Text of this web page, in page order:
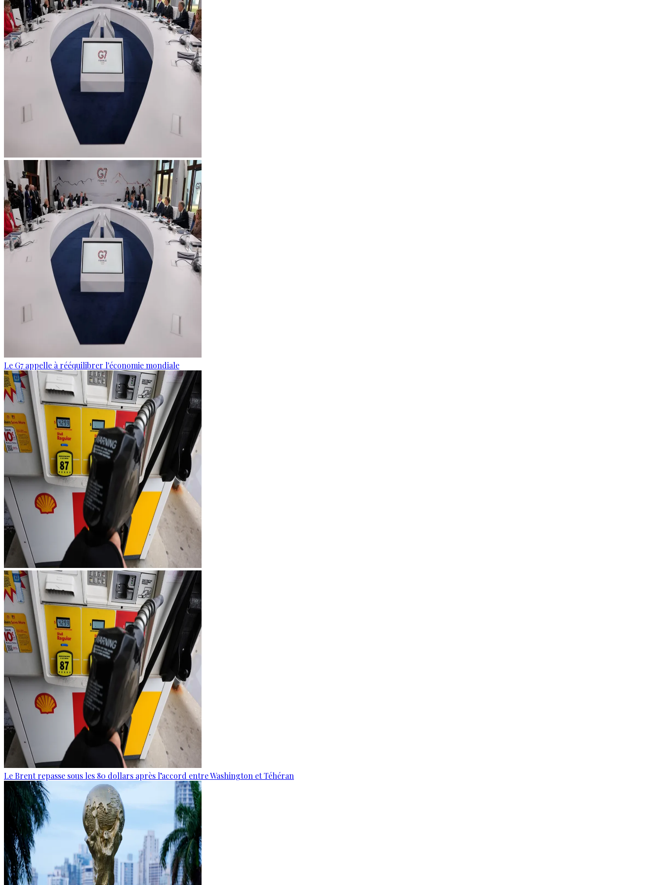
Le G7 appelle à rééquilibrer l'économie mondiale
Le Brent repasse sous les 80 dollars après l’accord entre Washington et Téhéran